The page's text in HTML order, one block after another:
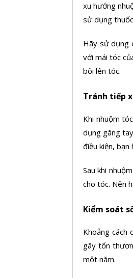
xu hướng
sử dụng
Hãy sử dụng
với mái tóc
bôi lên tóc.
Tránh tiếp
Khi nhuộm
dụng găng
điều kiện,
Sau khi
cho tóc. Nên
Kiểm soát
Khoảng cách
gây tổn
một năm.